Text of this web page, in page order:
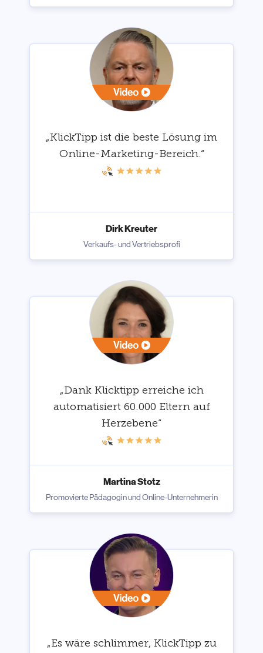
„KlickTipp ist die beste Lösung im
Online-Marketing-Bereich.“
Dirk Kreuter
Verkaufs- und Vertriebsprofi
„Dank Klicktipp erreiche ich
automatisiert 60.000 Eltern auf
Herzebene“
Martina Stotz
Promovierte Pädagogin und Online-Unternehmerin
„Es wäre schlimmer, KlickTipp zu